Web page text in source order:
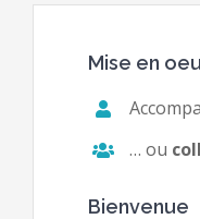
Mise en
… ou
Bienvenue